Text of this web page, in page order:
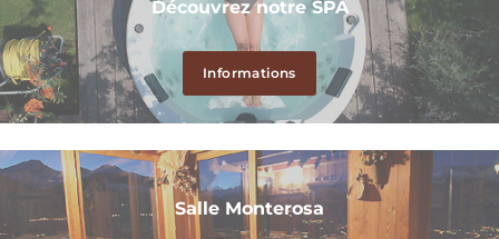
Découvrez notre SPA
Informations
Salle Monterosa